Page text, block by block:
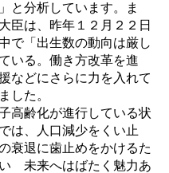
と分析しています。ま
臣は、昨年１２月２２日
で「出生数の動向は厳し
いる。働き方改革を進
などにさらに力を入れて
した。
高齢化が進行している状
は、人口減少をくい止
衰退に歯止めをかけるた
未来へはばたく魅力あ